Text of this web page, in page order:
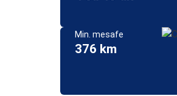
Min. mesafe
376 km